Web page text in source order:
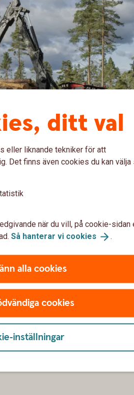
företag
lokala eldsjälar
hjälper dem
ditt val
eller liknande tekniker för att
Det finns även cookies du kan välja
när du vill, på cookie-sidan
Så hanterar vi cookies .
alla cookies
cookies
inställningar